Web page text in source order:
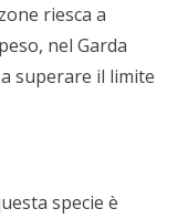
riesca a
nel Garda
superare il limite
specie è